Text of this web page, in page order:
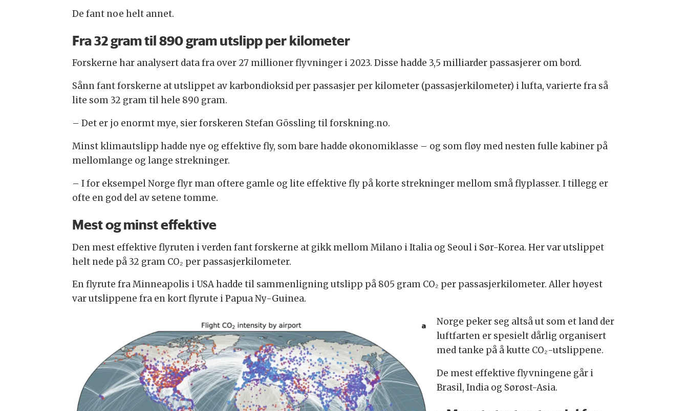
De fant noe helt annet.
Fra 32 gram til 890 gram utslipp per kilometer
Forskerne har analysert data fra over 27 millioner flyvninger i 2023. Disse hadde 3,5 milliarder passasjerer om bord.
Sånn fant forskerne at utslippet av karbondioksid per passasjer per kilometer (passasjerkilometer) i lufta, varierte fra så
lite som 32 gram til hele 890 gram.
– Det er jo enormt mye, sier forskeren Stefan Gössling til forskning.no.
Minst klimautslipp hadde nye og effektive fly, som bare hadde økonomiklasse – og som fløy med nesten fulle kabiner på
mellomlange og lange strekninger.
– I for eksempel Norge flyr man oftere gamle og lite effektive fly på korte strekninger mellom små flyplasser. I tillegg er
ofte en god del av setene tomme.
Mest og minst effektive
Den mest effektive flyruten i verden fant forskerne at gikk mellom Milano i Italia og Seoul i Sør-Korea. Her var utslippet
helt nede på 32 gram CO₂ per passasjerkilometer.
En flyrute fra Minneapolis i USA hadde til sammenligning utslipp på 805 gram CO₂ per passasjerkilometer. Aller høyest
var utslippene fra en kort flyrute i Papua Ny-Guinea.
Norge peker seg altså ut som et land der
luftfarten er spesielt dårlig organisert
med tanke på å kutte CO₂-utslippene.
De mest effektive flyvningene går i
Brasil, India og Sørøst-Asia.